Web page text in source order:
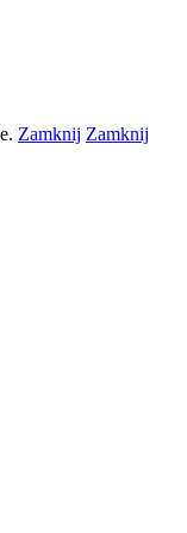
Zamknij Zamknij